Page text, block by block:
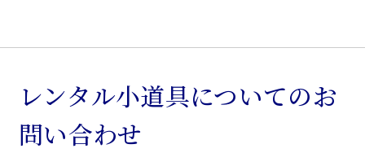
子
個
レンタル小道具についてのお
問い合わせ